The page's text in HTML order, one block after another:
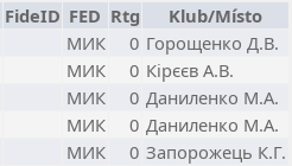
FideID FED Rtg
Klub/Místo
МИК 0 Горощенко Д.В.
МИК 0 Кірєєв А.В.
МИК 0 Даниленко М.А.
МИК 0 Даниленко М.А.
МИК 0 Запорожець К.Г.